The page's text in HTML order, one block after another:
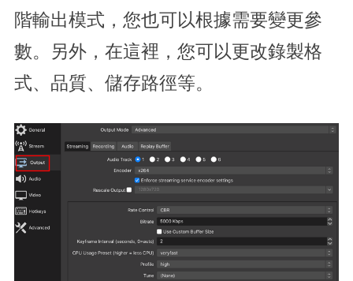
階輸出模式，您也可以根據需要變更參
數。另外，在這裡，您可以更改錄製格
式、品質、儲存路徑等。